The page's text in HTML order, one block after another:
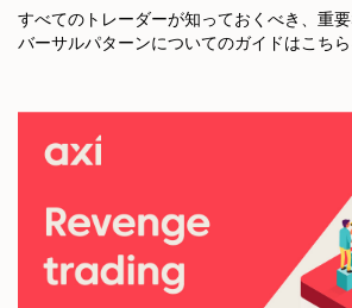
すべてのトレーダーが知っておくべき、重
バーサルパターンについてのガイドはこちら